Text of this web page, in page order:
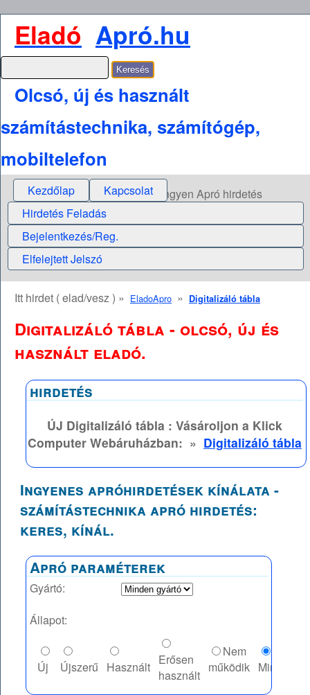
Eladó Apró.hu
Olcsó, új és használt
számítástechnika, számítógép,
mobiltelefon
Kezdőlap Kapcsolat
Ingyen Apró hirdetés
Hirdetés Feladás
Bejelentkezés/Reg.
Elfelejtett Jelszó
Itt hirdet ( elad/vesz ) » EladoApro » Digitalizáló tábla
Digitalizáló tábla - olcsó, új és
használt eladó.
hirdetés
ÚJ Digitalizáló tábla : Vásároljon a Klick
Computer Webáruházban: » Digitalizáló tábla
Ingyenes apróhirdetések kínálata -
számítástechnika apró hirdetés:
keres, kínál.
Apró paraméterek
Gyártó:
Állapot:
Új Újszerű Használt Erősen
használt
Nem
működik Mindegy